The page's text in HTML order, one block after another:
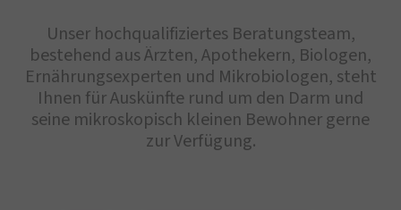
Unser hochqualifiziertes Beratungsteam,
bestehend aus Ärzten, Apothekern, Biologen,
Ernährungsexperten und Mikrobiologen, steht
Ihnen für Auskünfte rund um den Darm und
seine mikroskopisch kleinen Bewohner gerne
zur Verfügung.